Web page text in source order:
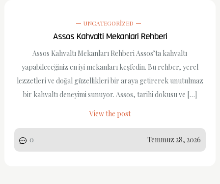
UNCATEGORIZED
Assos Kahvalti Mekanlari Rehberi
Assos Kahvaltı Mekanları Rehberi Assos’ta kahvaltı
yapabileceğiniz en iyi mekanları keşfedin. Bu rehber, yerel
lezzetleri ve doğal güzellikleri bir araya getirerek unutulmaz
bir kahvaltı deneyimi sunuyor. Assos, tarihi dokusu ve […]
View the post
0 Temmuz 28, 2026